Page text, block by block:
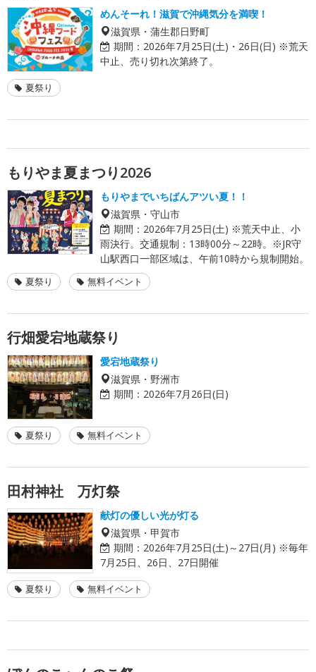
めんそーれ！滋賀で沖縄気分を満喫！
滋賀県・蒲生郡日野町
期間： 2026年7月25日(土)・26日(日) ※荒天
中止、売り切れ次第終了。
夏祭り
もりやま夏まつり2026
もりやまでいちばんアツい夏！！
滋賀県・守山市
期間： 2026年7月25日(土) ※荒天中止、小
雨決行。交通規制：13時00分～22時。※JR守
山駅西口一部区域は、午前10時から規制開始。
夏祭り 無料イベント
行畑愛宕地蔵祭り
愛宕地蔵祭り
滋賀県・野洲市
期間： 2026年7月26日(日)
夏祭り 無料イベント
田村神社 万灯祭
献灯の優しい光が灯る
滋賀県・甲賀市
期間： 2026年7月25日(土)～27日(月) ※毎年
7月25日、26日、27日開催
夏祭り 無料イベント